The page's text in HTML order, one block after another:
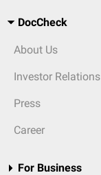
DocCheck
About Us
Investor Relations
Press
Career
For Business